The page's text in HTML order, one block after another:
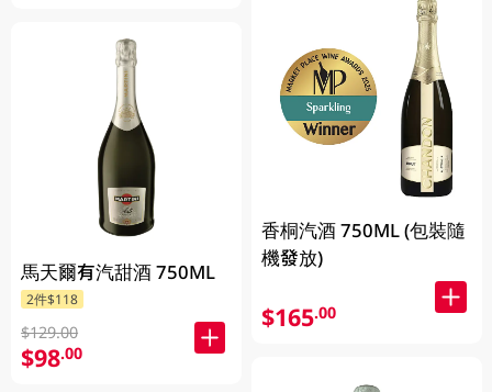
馬天爾有汽甜酒 750ML
2件$118
$129.00
$98.00
香桐汽酒 750ML (包裝隨
機發放)
$165.00